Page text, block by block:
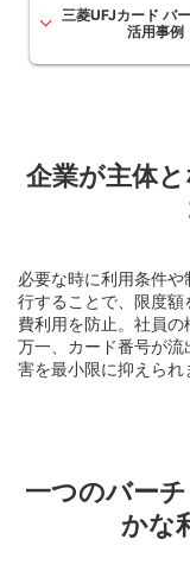
三菱UFJカード バ
活用事例
企業が主体
必要な時に利用条件
行することで、限度
費利用を防止。社員
万一、カード番号が
害を最小限に抑えられ
一つのバー
かな